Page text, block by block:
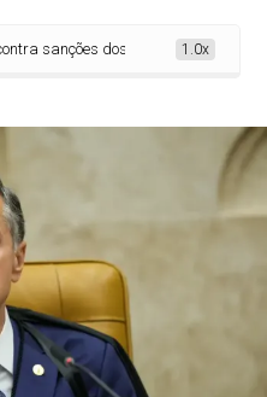
sanções dos EUA 1.0x